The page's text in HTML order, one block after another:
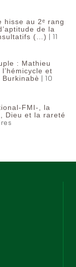
hisse au 2ᵉ rang
de la
(…) | 11
: Mathieu
et
| 10
FMI-, la
Dieu et la rareté